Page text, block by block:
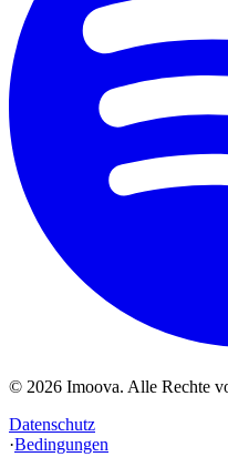
© 2026 Imoova. Alle Rechte
Datenschutz
·Bedingungen